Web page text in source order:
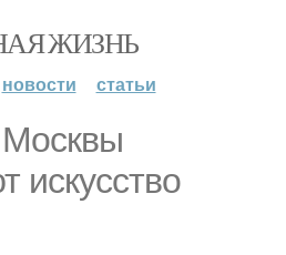
ЖИЗНЬ
новости статьи
искусство